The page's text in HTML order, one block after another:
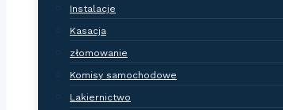
Instalacje
Kasacja
złomowanie
Komisy samochodowe
Lakiernictwo